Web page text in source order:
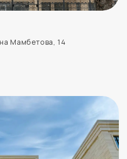
Мамбетова, 14